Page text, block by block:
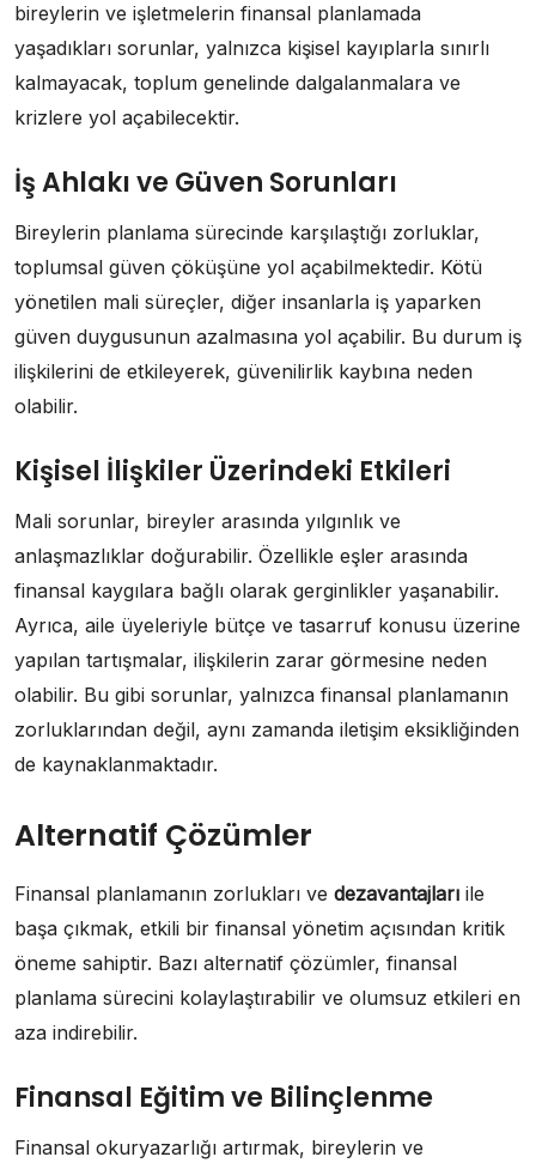
bireylerin ve işletmelerin finansal planlamada
yaşadıkları sorunlar, yalnızca kişisel kayıplarla sınırlı
kalmayacak, toplum genelinde dalgalanmalara ve
krizlere yol açabilecektir.
İş Ahlakı ve Güven Sorunları
Bireylerin planlama sürecinde karşılaştığı zorluklar,
toplumsal güven çöküşüne yol açabilmektedir. Kötü
yönetilen mali süreçler, diğer insanlarla iş yaparken
güven duygusunun azalmasına yol açabilir. Bu durum iş
ilişkilerini de etkileyerek, güvenilirlik kaybına neden
olabilir.
Kişisel İlişkiler Üzerindeki Etkileri
Mali sorunlar, bireyler arasında yılgınlık ve
anlaşmazlıklar doğurabilir. Özellikle eşler arasında
finansal kaygılara bağlı olarak gerginlikler yaşanabilir.
Ayrıca, aile üyeleriyle bütçe ve tasarruf konusu üzerine
yapılan tartışmalar, ilişkilerin zarar görmesine neden
olabilir. Bu gibi sorunlar, yalnızca finansal planlamanın
zorluklarından değil, aynı zamanda iletişim eksikliğinden
de kaynaklanmaktadır.
Alternatif Çözümler
Finansal planlamanın zorlukları ve dezavantajları ile
başa çıkmak, etkili bir finansal yönetim açısından kritik
öneme sahiptir. Bazı alternatif çözümler, finansal
planlama sürecini kolaylaştırabilir ve olumsuz etkileri en
aza indirebilir.
Finansal Eğitim ve Bilinçlenme
Finansal okuryazarlığı artırmak, bireylerin ve